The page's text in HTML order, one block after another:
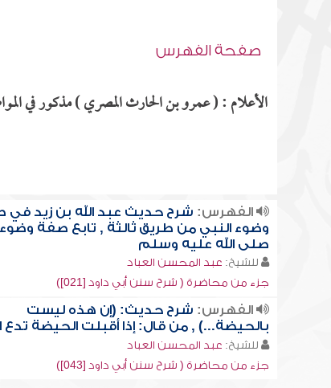
صفحة الفهرس
الأعلام : ( عمرو بن الحارث المصري ) مذكور في
الفهرس: شرح حديث عبد الله بن زيد في
وضوء النبي من طريق ثالثة , تابع صفة وضوء
صلى الله عليه وسلم
للشيخ: عبد المحسن العباد
جزء من محاضرة ( شرح سنن أبي داود [021])
الفهرس: شرح حديث: (إن هذه ليست
بالحيضة...) , من قال: إذا أقبلت الحيضة تدع
للشيخ: عبد المحسن العباد
جزء من محاضرة ( شرح سنن أبي داود [043])